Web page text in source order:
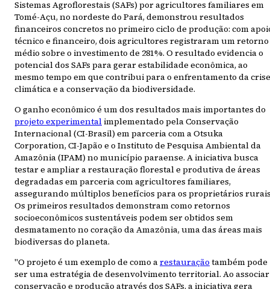
Sistemas Agroflorestais (SAFs) por agricultores familiares em
Tomé-Açu, no nordeste do Pará, demonstrou resultados
financeiros concretos no primeiro ciclo de produção: com
técnico e financeiro, dois agricultores registraram um retorno
médio sobre o investimento de 281%. O resultado evidencia o
potencial dos SAFs para gerar estabilidade econômica, ao
mesmo tempo em que contribui para o enfrentamento da crise
climática e a conservação da biodiversidade.
O ganho econômico é um dos resultados mais importantes do
projeto experimental implementado pela Conservação
Internacional (CI-Brasil) em parceria com a Otsuka
Corporation, CI-Japão e o Instituto de Pesquisa Ambiental da
Amazônia (IPAM) no município paraense. A iniciativa busca
testar e ampliar a restauração florestal e produtiva de áreas
degradadas em parceria com agricultores familiares,
assegurando múltiplos benefícios para os proprietários
Os primeiros resultados demonstram como retornos
socioeconômicos sustentáveis podem ser obtidos sem
desmatamento no coração da Amazônia, uma das áreas mais
biodiversas do planeta.
"O projeto é um exemplo de como arestauração também pode
ser uma estratégia de desenvolvimento territorial. Ao associar
conservação e produção através dos SAFs, a iniciativa gera